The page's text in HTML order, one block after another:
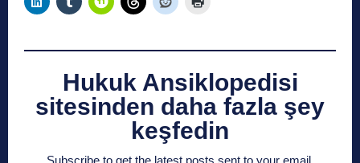
Hukuk Ansiklopedisi
sitesinden daha fazla şey
keşfedin
Subscribe to get the latest posts sent to your email.